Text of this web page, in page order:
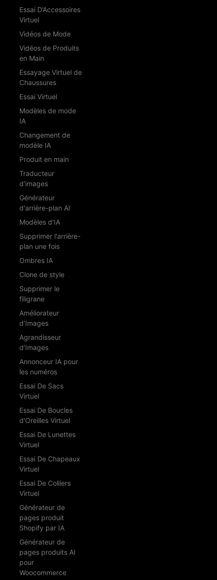
Essai D’Accessoires
Virtuel
Vidéos de Mode
Vidéos de Produits
en Main
Essayage Virtuel de
Chaussures
Essai Virtuel
Modèles de mode
IA
Changement de
modèle IA
Produit en main
Traducteur
d'images
Générateur
d'arrière-plan AI
Modèles d'IA
Supprimer l'arrière-
plan une fois
Ombres IA
Clone de style
Supprimer le
filigrane
Améliorateur
d’Images
Agrandisseur
d’Images
Annonceur IA pour
les numéros
Essai De Sacs
Virtuel
Essai De Boucles
d'Oreilles Virtuel
Essai De Lunettes
Virtuel
Essai De Chapeaux
Virtuel
Essai De Colliers
Virtuel
Générateur de
pages produit
Shopify par IA
Générateur de
pages produits AI
pour
Woocommerce